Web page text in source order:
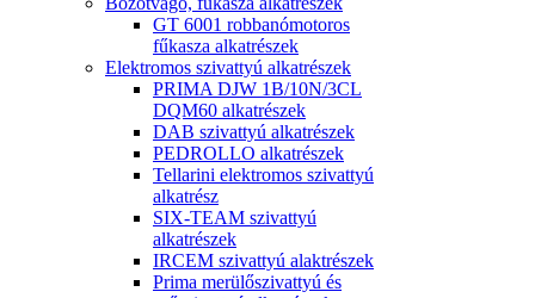
GT 6001 robbanómotoros
fűkasza alkatrészek
Elektromos szivattyú alkatrészek
PRIMA DJW 1B/10N/3CL
DQM60 alkatrészek
DAB szivattyú alkatrészek
PEDROLLO alkatrészek
Tellarini elektromos szivattyú
alkatrész
SIX-TEAM szivattyú
alkatrészek
IRCEM szivattyú alaktrészek
Prima merülőszivattyú és